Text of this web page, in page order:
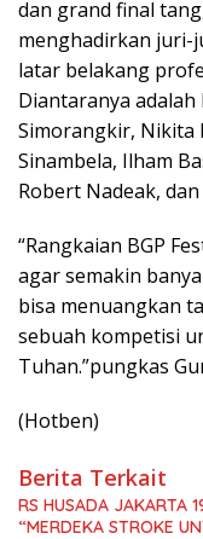
dan grand final
menghadirkan juri-
latar belakang
Diantaranya adalah
Simorangkir, Nikita
Sinambela, Ilham
Robert Nadeak, dan
“Rangkaian BGP
agar semakin
bisa menuangkan
sebuah kompetisi
Tuhan.”pungkas
(Hotben)
Berita Terkait
RS HUSADA JAKARTA
“MERDEKA STROKE